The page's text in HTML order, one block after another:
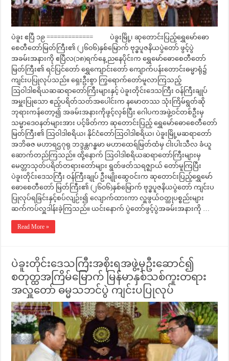
ပဲခူး ဧပြီ ၁၉ ============= ပဲခူးမြို့၊ ဆုတောင်းပြည့်ရွှေမော်ဓော
စေတီတော်မြတ်ကြီး၏ (၂၆၀၆)နှစ်မြောက် ဗုဒ္ဓပူဇနိယပွဲတော် ဖွင့်ပွဲ
အခမ်းအနားကို ဧပြီလ(၁၈)ရက်နေ့ ညနေပိုင်းက ရွှေမော်ဓောစေတီတော်
မြတ်ကြီး၏ ရင်ပြင်တော် ရွှေကျောင်းတော် ကျောက်ပန်းတောင်းဓမ္မာရုံ၌
ကျင်းပပြုလုပ်သည်။ ရှေးဦးစွာ ကြွရောက်တော်မူလာကြသည့်
ဩဝါဒါစရိယဆဆရာတော်ကြီးများနှင့် ပဲခူးတိုင်းဒေသကြီး ဝန်ကြီးချုပ်
အမှူးပြုသော ဧည့်ပရိတ်သတ်အပေါင်းက နမောတဿ သုံးကြိမ်ရွတ်ဆို
ဘုရားကန်တော့၍ အခမ်းအနားကိုဖွင့်လှစ်ပြီး ဂေါပကအဖွဲ့ဝင်တစ်ဦးမှ
သမ္မာဒေဝနတ်များအား ပင့်ဖိတ်ကာ ဆုတောင်းပြည့် ရွှေမော်ဓောစေတီတော်
မြတ်ကြီး၏ သြဝါဒါစရိယ၊ နိုင်ငံတော်ဩဝါဒါစရိယ၊ ပဲခူးမြို့မဆရာတော်
အဘိဓဇ မဟာရဌဂုရု ဘဒ္ဒန္တဂန္ဓမာ မဟာထေရ်မြတ်ထံမှ ငါးပါးသီလ ခံယူ
ဆောက်တည်ကြသည်။ ထို့နောက် ဩဝါဒါစရိယဆရာတော်ကြီးများမှ
မေတ္တာသုတ်ပရိတ်တရားတော်များ ရွတ်ဖတ်သရဇ္ဈာယ် တော်မူကြပြီး
ပဲခူးတိုင်းဒေသကြီး ဝန်ကြီးချုပ် ဦးမျိုးဆွေဝင်းက ဆုတောင်းပြည့်ရွှေမော်
ဓောစေတီတော် မြတ်ကြီး၏ (၂၆၀၆)နှစ်မြောက် ဗုဒ္ဓပူဇနိယပွဲတော် ကျင်းပ
ပြုလုပ်ရခြင်းနှင့်စပ်လျဉ်း၍ လျောက်ထားကာ လှူဖွယ်ဝတ္ထုပစ္စည်းများ
ဆက်ကပ်လှူဒါန်းခဲ့ကြသည်။ ယင်းနောက် ပွဲတော်ဖွင့်ပွဲအခမ်းအနားကို …
Read More »
ပဲခူးတိုင်းဒေသကြီးအစိုးရအဖွဲ့မှဦးဆောင်၍
စတုတ္ထအကြိမ်မြောက် မြန်မာနှစ်သစ်ကူးတရား
အလှူတော် ဓမ္မသဘင်ပွဲ ကျင်းပပြုလုပ်